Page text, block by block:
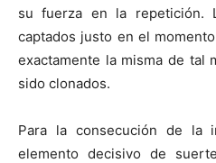
su fuerza en la repetición.
captados justo en el
exactamente la misma de tal
sido clonados.
Para la consecución de la
elemento decisivo de